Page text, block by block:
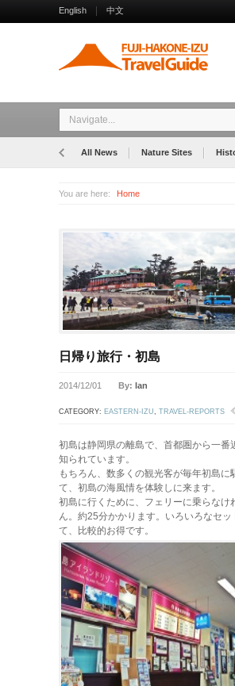
English 中文
Navigate...
All News Nature Sites
You are here: Home
日帰り旅行・初島
2014/12/01 By: lan
CATEGORY: EASTERN-IZU, TRAVEL-REPORTS
初島は静岡県の離島で、首都圏から一番
知られています。
もちろん、数多くの観光客が毎年初島に
て、初島の海風情を体験しに来ます。
初島に行くために、フェリーに乗らなけ
ん。約25分かかります。いろいろなセッ
て、比較的お得です。